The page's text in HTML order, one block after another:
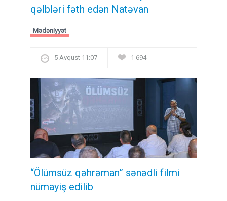
qəlbləri fəth edən Natəvan
Mədəniyyət
5 Avqust 11:07 1 694
“Ölümsüz qəhrəman” sənədli filmi
nümayiş edilib